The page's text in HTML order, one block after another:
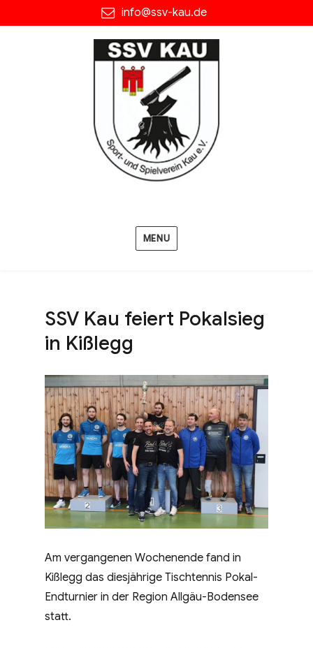
info@ssv-kau.de
MENU
SSV Kau feiert Pokalsieg
in Kißlegg
Am vergangenen Wochenende fand in
Kißlegg das diesjährige Tischtennis Pokal-
Endturnier in der Region Allgäu-Bodensee
statt.